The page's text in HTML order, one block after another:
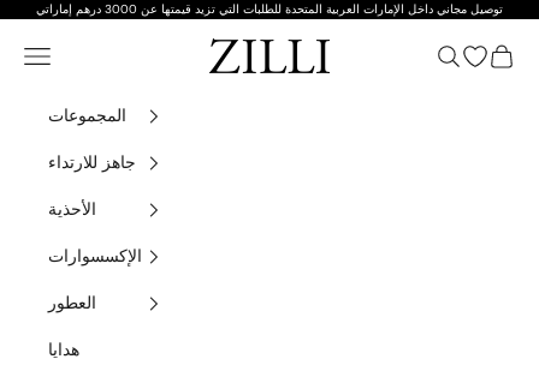
تخطي إلى المحتوى توصيل مجاني داخل الإمارات العربية المتحدة للطلبات التي تزيد قيمتها عن 3000 درهم إماراتي
زيللي قائمة التنقل بحثمفتوحة
المجموعات
جاهز للارتداء
الأحذية
الإكسسوارات
العطور
هدايا